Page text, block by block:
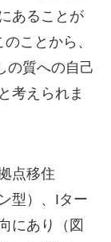
あることが
ことから、
の質への自己
考えられま
点移住
型）、Iター
にあり（図